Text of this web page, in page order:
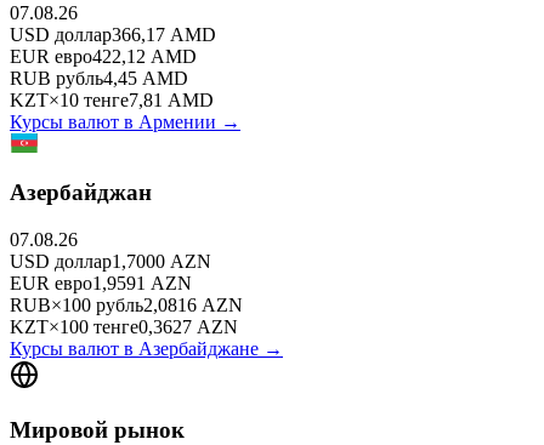
07.08.26
USD доллар366,17 AMD
EUR евро422,12 AMD
RUB рубль4,45 AMD
KZT×10 тенге7,81 AMD
Курсы валют в Армении →
Азербайджан
07.08.26
USD доллар1,7000 AZN
EUR евро1,9591 AZN
RUB×100 рубль2,0816 AZN
KZT×100 тенге0,3627 AZN
Курсы валют в Азербайджане →
Мировой рынок